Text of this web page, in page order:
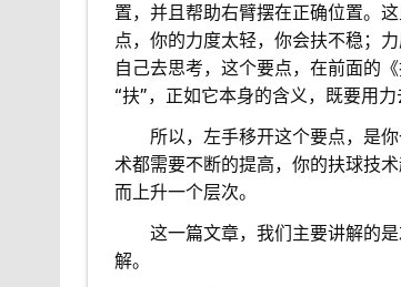
置，并且帮助右臂摆在正确位置。
点，你的力度太轻，你会扶不稳；
自己去思考，这个要点，在前面的
“扶”，正如它本身的含义，既要用
所以，左手移开这个要点，是
术都需要不断的提高，你的扶球技
而上升一个层次。
这一篇文章，我们主要讲解的
解。